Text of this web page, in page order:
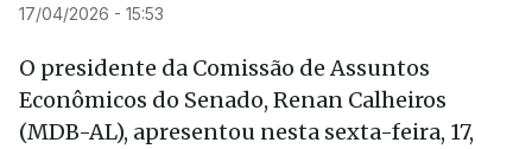
17/04/2026 - 15:53
O presidente da Comissão de Assuntos
Econômicos do Senado, Renan Calheiros
(MDB-AL), apresentou nesta sexta-feira, 17,